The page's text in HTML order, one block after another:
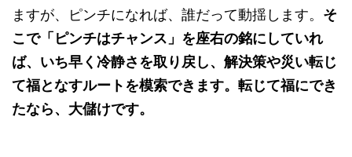
ますが、ピンチになれば、誰だって動揺します。 そ
こで「ピンチはチャンス」を座右の銘にしていれ
ば、いち早く冷静さを取り戻し、解決策や災い転じ
て福となすルートを模索できます。転じて福にでき
たなら、大儲けです。